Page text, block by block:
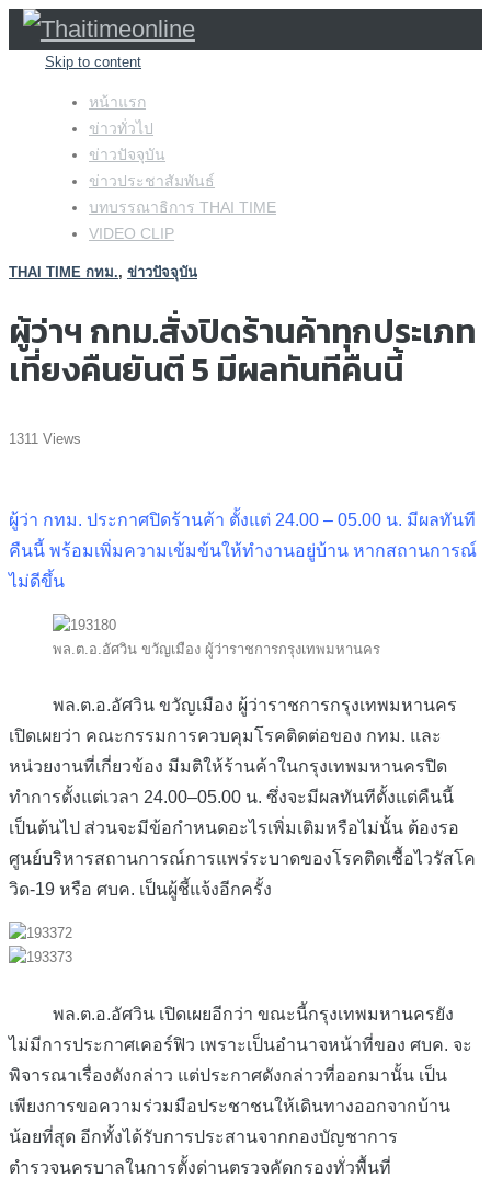
Skip to content
หน้าแรก
ข่าวทั่วไป
ข่าวปัจจุบัน
ข่าวประชาสัมพันธ์
บทบรรณาธิการ THAI TIME
VIDEO CLIP
THAI TIME กทม., ข่าวปัจจุบัน
ผู้ว่าฯ กทม.สั่งปิดร้านค้าทุกประเภท
เที่ยงคืนยันตี 5 มีผลทันทีคืนนี้
1311 Views
ผู้ว่า กทม. ประกาศปิดร้านค้า ตั้งแต่ 24.00 – 05.00 น. มีผลทันที
คืนนี้ พร้อมเพิ่มความเข้มข้นให้ทำงานอยู่บ้าน หากสถานการณ์
ไม่ดีขึ้น
พล.ต.อ.อัศวิน ขวัญเมือง ผู้ว่าราชการกรุงเทพมหานคร
พล.ต.อ.อัศวิน ขวัญเมือง ผู้ว่าราชการกรุงเทพมหานคร
เปิดเผยว่า คณะกรรมการควบคุมโรคติดต่อของ กทม. และ
หน่วยงานที่เกี่ยวข้อง มีมติให้ร้านค้าในกรุงเทพมหานครปิด
ทำการตั้งแต่เวลา 24.00–05.00 น. ซึ่งจะมีผลทันทีตั้งแต่คืนนี้
เป็นต้นไป ส่วนจะมีข้อกำหนดอะไรเพิ่มเติมหรือไม่นั้น ต้องรอ
ศูนย์บริหารสถานการณ์การแพร่ระบาดของโรคติดเชื้อไวรัสโค
วิด-19 หรือ ศบค. เป็นผู้ชี้แจ้งอีกครั้ง
พล.ต.อ.อัศวิน เปิดเผยอีกว่า ขณะนี้กรุงเทพมหานครยัง
ไม่มีการประกาศเคอร์ฟิว เพราะเป็นอำนาจหน้าที่ของ ศบค. จะ
พิจารณาเรื่องดังกล่าว แต่ประกาศดังกล่าวที่ออกมานั้น เป็น
เพียงการขอความร่วมมือประชาชนให้เดินทางออกจากบ้าน
น้อยที่สุด อีกทั้งได้รับการประสานจากกองบัญชาการ
ตำรวจนครบาลในการตั้งด่านตรวจคัดกรองทั่วพื้นที่